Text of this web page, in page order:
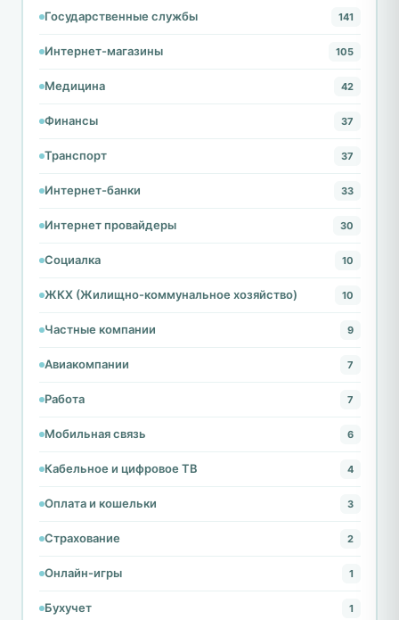
Государственные службы 141
Интернет-магазины 105
Медицина 42
Финансы 37
Транспорт 37
Интернет-банки 33
Интернет провайдеры 30
Социалка 10
ЖКХ (Жилищно-коммунальное хозяйство) 10
Частные компании 9
Авиакомпании 7
Работа 7
Мобильная связь 6
Кабельное и цифровое ТВ 4
Оплата и кошельки 3
Страхование 2
Онлайн-игры 1
Бухучет 1